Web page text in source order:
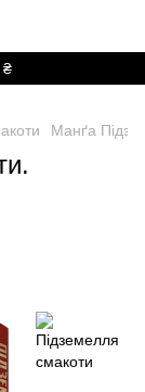
₴
Манґа